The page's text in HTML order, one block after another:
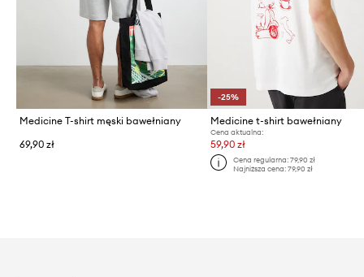
Medicine T-shirt męski bawełniany
69,90 zł
-25%
Medicine t-shirt bawełniany
Cena aktualna:
59,90 zł
Cena regularna: 79,90 zł
Najniższa cena: 79,90 zł